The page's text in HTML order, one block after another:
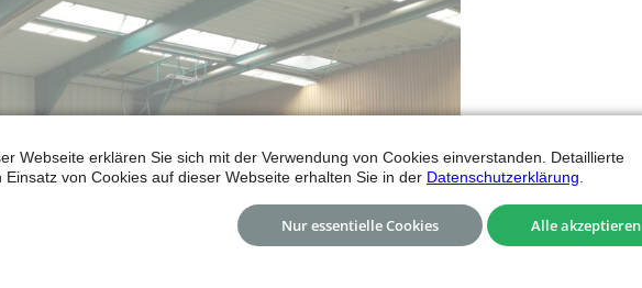
Webseite erklären Sie sich mit der Verwendung von Cookies einverstanden. Detaillierte
von Cookies auf dieser Webseite erhalten Sie in der Datenschutzerklärung
Nur essentielle Cookies Alle akzeptieren